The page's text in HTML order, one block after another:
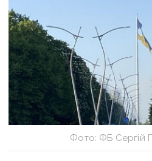
Фото: ФБ Сергій